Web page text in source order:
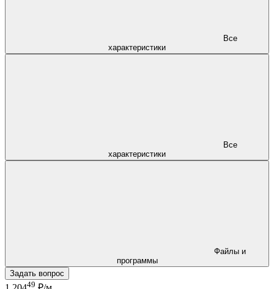
характеристики
характеристики
программы
Задать вопрос
49